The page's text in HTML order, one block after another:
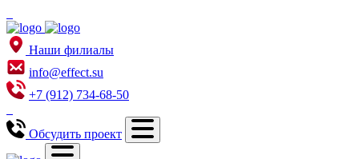
Наши филиалы
info@effect.su
+7 (912) 734-68-50
Обсудить проект